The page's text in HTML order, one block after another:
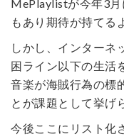
MePlaylistが今年3月
もあり期待が持てる
しかし、インターネ
困ライン以下の生活
音楽が海賊行為の標
とが課題として挙げ
今後ここにリスト化